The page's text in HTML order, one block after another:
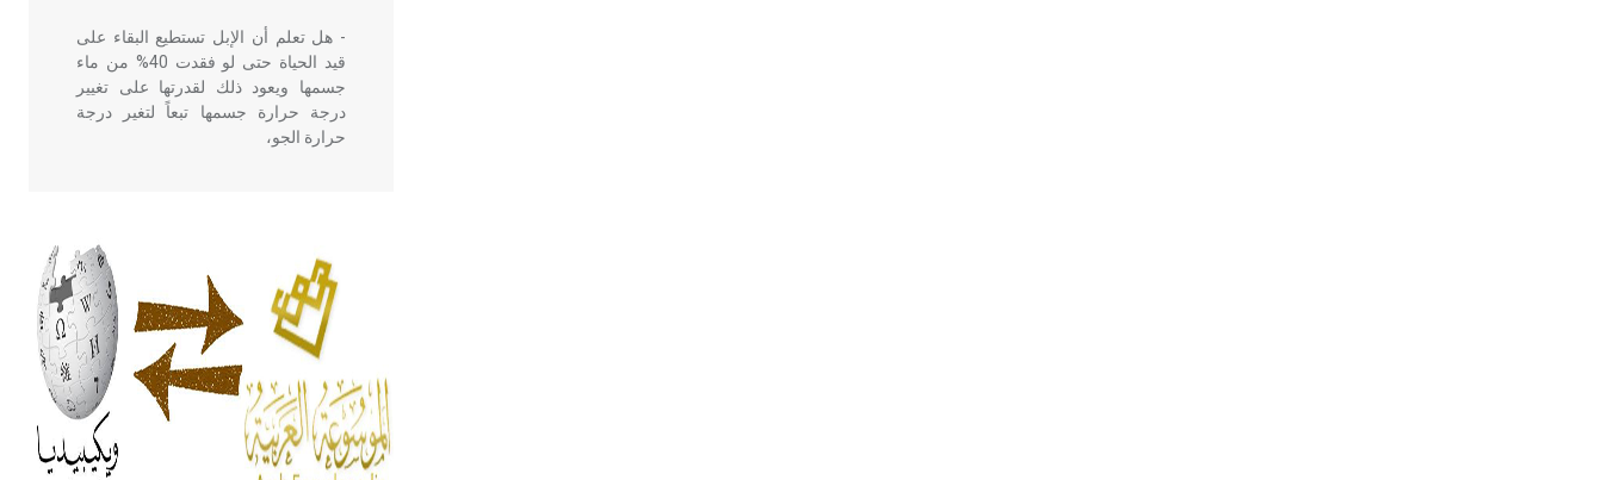
- هل تعلم أن الإبل تستطيع البقاء على
قيد الحياة حتى لو فقدت 40% من ماء
جسمها ويعود ذلك لقدرتها على تغيير
درجة حرارة جسمها تبعاً لتغير درجة
حرارة الجو،
أربعة مؤلفات هي: الحكم، الأدلة، تنظيم
التغذية، ورسالته في جروح الرأس.
ويعود له الفضل بأنه حرر الطب من
الدين والفلسفة.
- هل تعلم أن المرجان إفراز حيواني
يتكون في البحر ويتركب من مادة
كربونات الكلسيوم، وهو أحمر أو شديد
الحمرة وهو أجود أنواعه، ويمتاز بكبر